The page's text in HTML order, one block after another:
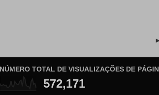
NÚMERO TOTAL DE VISUALIZAÇÕES DE
572,171